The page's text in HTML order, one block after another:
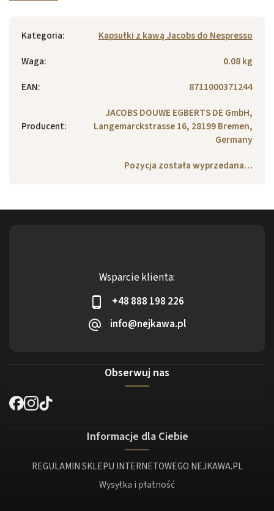
Kategoria:
Kapsułki z kawą Jacobs do Nespresso
Waga:
0.08 kg
EAN: 8711000371244
Producent:
JACOBS DOUWE EGBERTS DE GmbH,
Langemarckstrasse 16, 28199 Bremen,
Germany
Pozycja została wyprzedana…
Wsparcie klienta:
+48 888 198 226
info@nejkawa.pl
Obserwuj nas
Informacje dla Ciebie
REGULAMIN SKLEPU INTERNETOWEGO NEJKAWA.PL
Wysyłka i płatność